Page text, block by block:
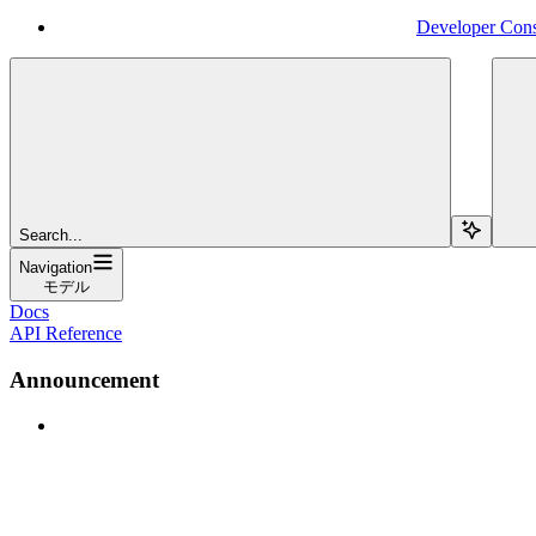
Developer
Search...
Navigation
モデル
Docs
API Reference
Announcement